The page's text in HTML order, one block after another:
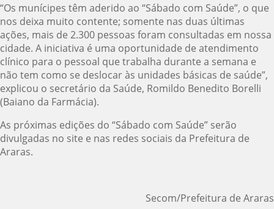
“Os munícipes têm aderido ao “Sábado com Saúde”, o que
nos deixa muito contente; somente nas duas últimas
ações, mais de 2.300 pessoas foram consultadas em nossa
cidade. A iniciativa é uma oportunidade de atendimento
clínico para o pessoal que trabalha durante a semana e
não tem como se deslocar às unidades básicas de saúde”,
explicou o secretário da Saúde, Romildo Benedito Borelli
(Baiano da Farmácia).
As próximas edições do “Sábado com Saúde” serão
divulgadas no site e nas redes sociais da Prefeitura de
Araras.
Secom/Prefeitura de Araras